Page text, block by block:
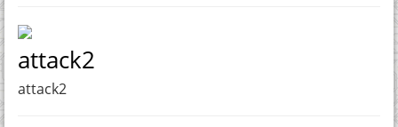
attack2
attack2